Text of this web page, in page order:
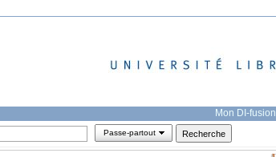
Mon DI-fusion
Passe-partout